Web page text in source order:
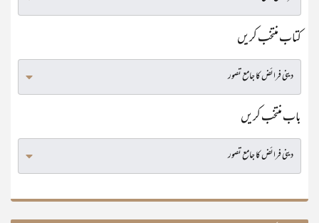
کتاب منتخب کریں
باب منتخب کریں